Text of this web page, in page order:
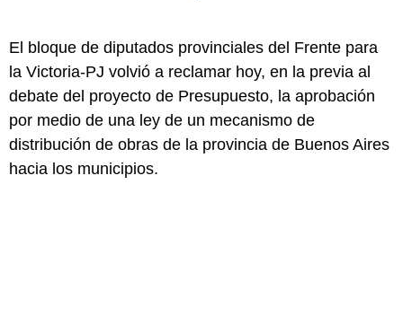
El bloque de diputados provinciales del Frente para
la Victoria-PJ volvió a reclamar hoy, en la previa al
debate del proyecto de Presupuesto, la aprobación
por medio de una ley de un mecanismo de
distribución de obras de la provincia de Buenos Aires
hacia los municipios.